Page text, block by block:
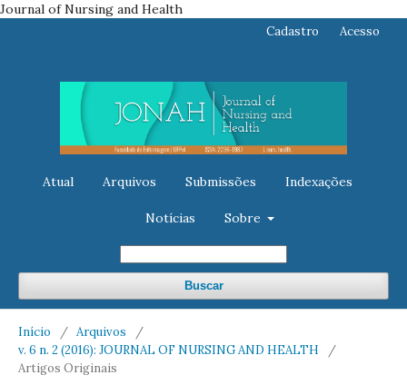
Journal of Nursing and Health
Atual Arquivos Submissões Indexações
Notícias Sobre
Buscar
Cadastro Acesso
Início / Arquivos
/
v. 6 n. 2 (2016): JOURNAL OF NURSING AND HEALTH
/
Artigos Originais